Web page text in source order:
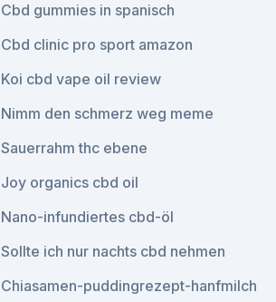
Cbd gummies in spanisch
Cbd clinic pro sport amazon
Koi cbd vape oil review
Nimm den schmerz weg meme
Sauerrahm thc ebene
Joy organics cbd oil
Nano-infundiertes cbd-öl
Sollte ich nur nachts cbd nehmen
Chiasamen-puddingrezept-hanfmilch